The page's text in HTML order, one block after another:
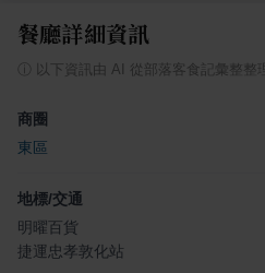
餐廳詳細資訊
以下資訊由 AI 從部落客食記彙整整理
商圈
東區
地標/交通
明曜百貨
捷運忠孝敦化站